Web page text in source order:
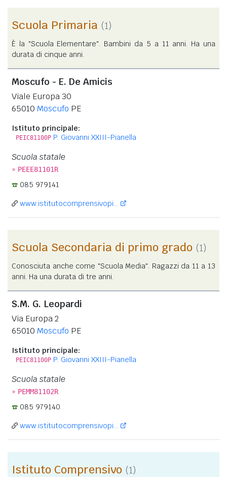
Scuola Primaria (1)
È la "Scuola Elementare". Bambini da 5 a 11 anni. Ha una
durata di cinque anni.
Moscufo - E. De Amicis
Viale Europa 30
65010 Moscufo PE
Istituto principale:
PEIC81100P P. Giovanni XXIII-Pianella
Scuola statale
» PEEE81101R
085 979141
www.istitutocomprensivopi...
Scuola Secondaria di primo grado (1)
Conosciuta anche come "Scuola Media". Ragazzi da 11 a 13
anni. Ha una durata di tre anni.
S.M. G. Leopardi
Via Europa 2
65010 Moscufo PE
Istituto principale:
PEIC81100P P. Giovanni XXIII-Pianella
Scuola statale
» PEMM81102R
085 979140
www.istitutocomprensivopi...
Istituto Comprensivo (1)